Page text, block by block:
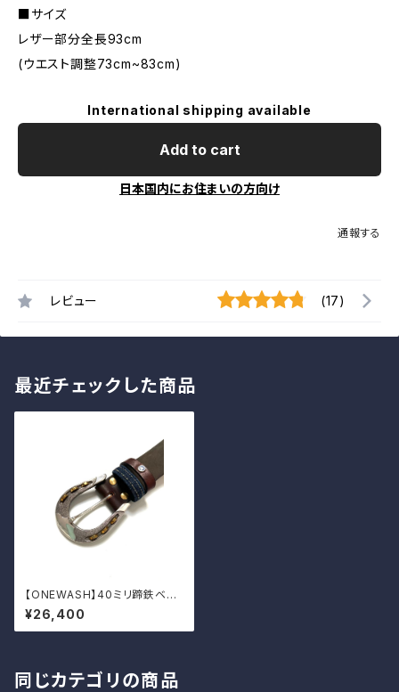
■サイズ
レザー部分全長93cm
(ウエスト調整73cm~83cm)
International shipping available
Add to cart
日本国内にお住まいの方向け
通報する
レビュー (17)
最近チェックした商品
【ONEWASH】40ミリ蹄鉄ベル
ト
¥26,400
同じカテゴリの商品